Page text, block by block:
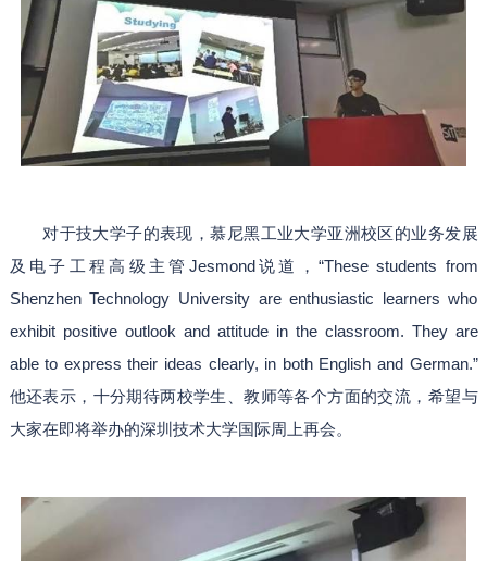
对于技大学子的表现，慕尼黑工业大学亚洲校区的业务发展
及电子工程高级主管Jesmond说道，“These students from
Shenzhen Technology University are enthusiastic learners who
exhibit positive outlook and attitude in the classroom. They are
able to express their ideas clearly, in both English and German.”
他还表示，十分期待两校学生、教师等各个方面的交流，希望与
大家在即将举办的深圳技术大学国际周上再会。